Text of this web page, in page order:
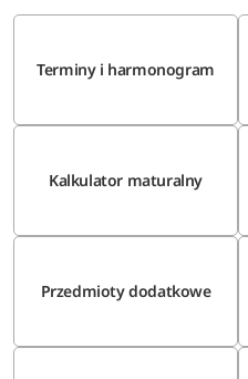
Terminy i harmonogram
Kalkulator maturalny
Przedmioty dodatkowe